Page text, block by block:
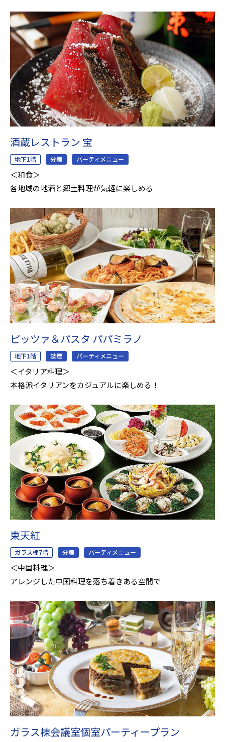
酒蔵レストラン 宝
地下1階 分煙 パーティメニュー
＜和食＞
各地域の地酒と郷土料理が気軽に楽しめる
ピッツァ＆パスタ パパミラノ
地下1階 禁煙 パーティメニュー
＜イタリア料理＞
本格派イタリアンをカジュアルに楽しめる！
東天紅
ガラス棟7階 分煙 パーティメニュー
＜中国料理＞
アレンジした中国料理を落ち着きある空間で
ガラス棟会議室個室パーティープラン